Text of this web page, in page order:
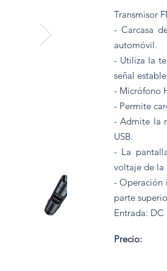
Transmisor
- Carcasa
automóvil.
- Utiliza la
señal
- Micrófono
- Permite
- Admite la
USB.
- La
voltaje de la
- Operación
parte
Entrada: DC
Precio: